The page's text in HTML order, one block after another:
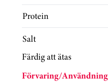
Protein
Salt
Färdig att ätas
Förvaring/Användning